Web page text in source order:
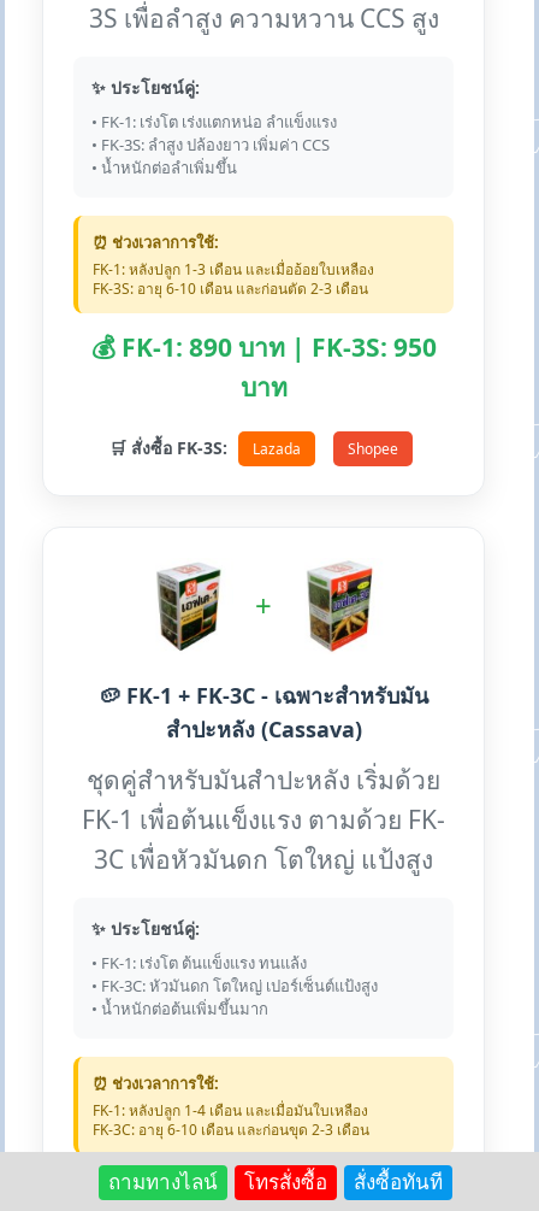
3S เพื่อลำสูง ความหวาน CCS สูง
✨ ประโยชน์คู่:
• FK-1: เร่งโต เร่งแตกหน่อ ลำแข็งแรง
• FK-3S: ลำสูง ปล้องยาว เพิ่มค่า CCS
• น้ำหนักต่อลำเพิ่มขึ้น
⏰ ช่วงเวลาการใช้:
FK-1: หลังปลูก 1-3 เดือน และเมื่ออ้อยใบเหลือง
FK-3S: อายุ 6-10 เดือน และก่อนตัด 2-3 เดือน
💰 FK-1: 890 บาท | FK-3S: 950
บาท
🛒 สั่งซื้อ FK-3S: Lazada Shopee
+
🥔 FK-1 + FK-3C - เฉพาะสำหรับมัน
สำปะหลัง (Cassava)
ชุดคู่สำหรับมันสำปะหลัง เริ่มด้วย
FK-1 เพื่อต้นแข็งแรง ตามด้วย FK-
3C เพื่อหัวมันดก โตใหญ่ แป้งสูง
✨ ประโยชน์คู่:
• FK-1: เร่งโต ต้นแข็งแรง ทนแล้ง
• FK-3C: หัวมันดก โตใหญ่ เปอร์เซ็นต์แป้งสูง
• น้ำหนักต่อต้นเพิ่มขึ้นมาก
⏰ ช่วงเวลาการใช้:
FK-1: หลังปลูก 1-4 เดือน และเมื่อมันใบเหลือง
FK-3C: อายุ 6-10 เดือน และก่อนขุด 2-3 เดือน
💰 FK-1: 890 บาท | FK-3C: 950
ถามทางไลน์ โทรสั่งซื้อ สั่งซื้อทันที